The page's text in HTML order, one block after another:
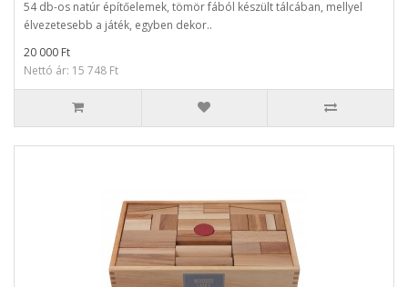
54 db-os natúr építőelemek, tömör fából készült tálcában, mellyel
élvezetesebb a játék, egyben dekor..
20 000 Ft
Nettó ár: 15 748 Ft